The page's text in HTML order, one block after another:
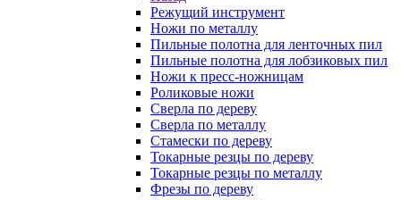
Режущий инструмент
Ножи по металлу
Пильные полотна для ленточных пил
Пильные полотна для лобзиковых пил
Ножи к пресс-ножницам
Роликовые ножи
Сверла по дереву
Сверла по металлу
Стамески по дереву
Токарные резцы по дереву
Токарные резцы по металлу
Фрезы по дереву